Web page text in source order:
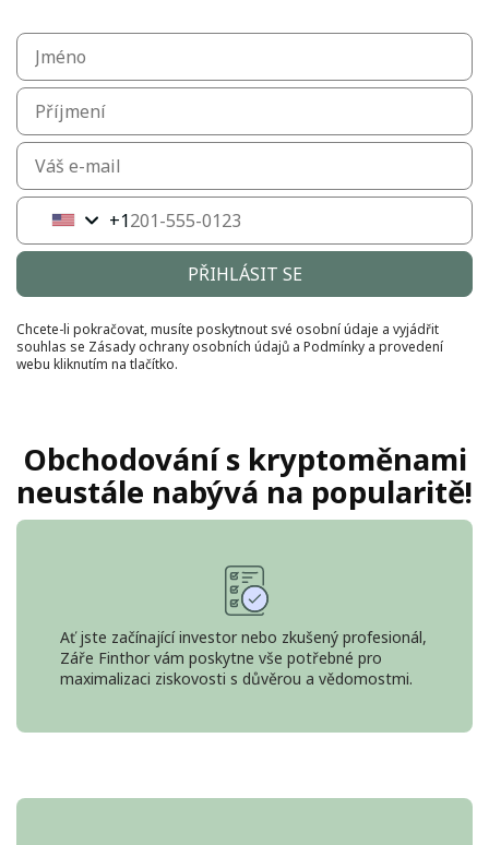
United
States
+1
PŘIHLÁSIT SE
Chcete-li pokračovat, musíte poskytnout své osobní údaje a vyjádřit
souhlas se Zásady ochrany osobních údajů a Podmínky a provedení
webu kliknutím na tlačítko.
Obchodování s kryptoměnami
neustále nabývá na popularitě!
Ať jste začínající investor nebo zkušený profesionál,
Záře Finthor vám poskytne vše potřebné pro
maximalizaci ziskovosti s důvěrou a vědomostmi.